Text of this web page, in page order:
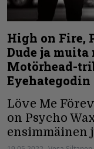
High on Fire,
Dude ja
Motörhead-
Löve Me
on Psycho
ensimmäinen